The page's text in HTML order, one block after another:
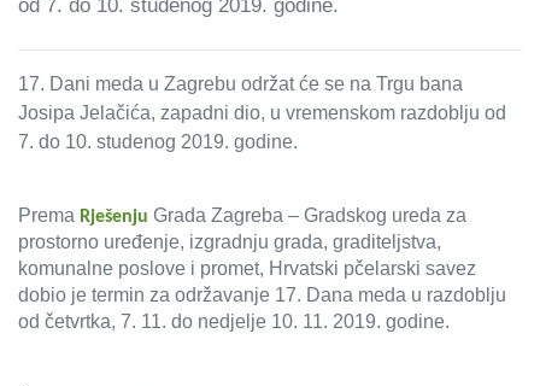
od 7. do 10. studenog 2019. godine.
17. Dani meda u Zagrebu održat će se na Trgu bana
Josipa Jelačića, zapadni dio, u vremenskom razdoblju od
7. do 10. studenog 2019. godine.
Prema Rješenju Grada Zagreba – Gradskog ureda za
prostorno uređenje, izgradnju grada, graditeljstva,
komunalne poslove i promet, Hrvatski pčelarski savez
dobio je termin za održavanje 17. Dana meda u razdoblju
od četvrtka, 7. 11. do nedjelje 10. 11. 2019. godine.